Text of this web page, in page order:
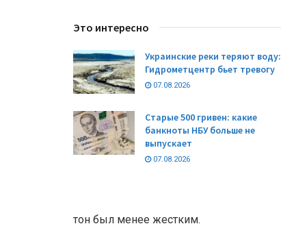
Это интересно
Украинские реки теряют воду:
Гидрометцентр бьет тревогу
07.08.2026
Старые 500 гривен: какие
банкноты НБУ больше не
выпускает
07.08.2026
тон был менее жестким.